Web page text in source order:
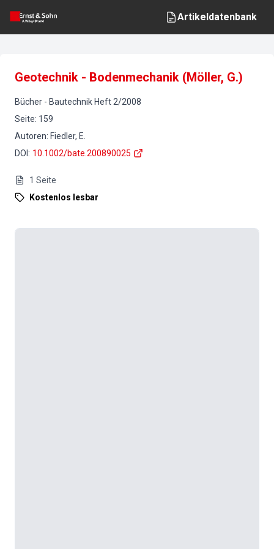
Artikeldatenbank
Geotechnik - Bodenmechanik (Möller, G.)
Bücher - Bautechnik Heft 2/2008
Seite: 159
Autoren: Fiedler, E.
DOI : 10.1002/bate.200890025
1 Seite
Kostenlos lesbar